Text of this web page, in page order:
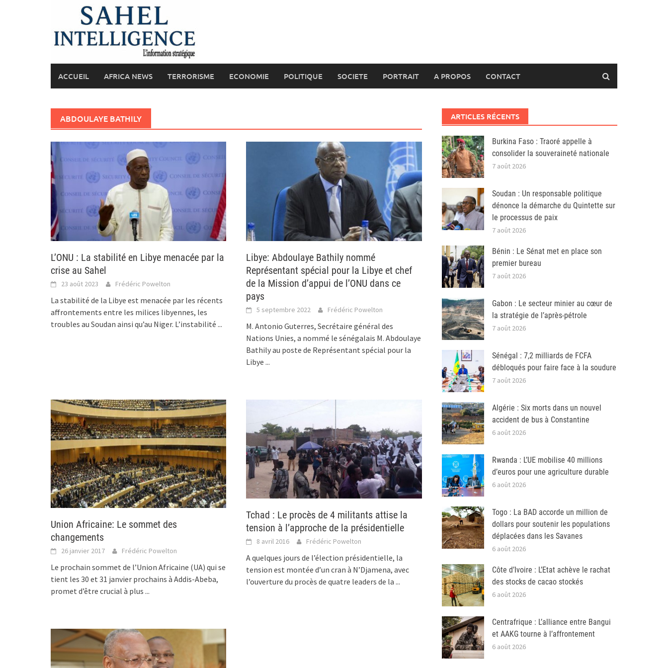
ACCUEIL AFRICA NEWS TERRORISME ECONOMIE POLITIQUE SOCIETE PORTRAIT A PROPOS CONTACT
ABDOULAYE BATHILY
L’ONU : La stabilité en Libye menacée par la
crise au Sahel
23 août 2023 Frédéric Powelton
La stabilité de la Libye est menacée par les récents
affrontements entre les milices libyennes, les
troubles au Soudan ainsi qu’au Niger. L’instabilité ...
Libye: Abdoulaye Bathily nommé
Représentant spécial pour la Libye et chef
de la Mission d’appui de l’ONU dans ce
pays
5 septembre 2022 Frédéric Powelton
M. Antonio Guterres, Secrétaire général des
Nations Unies, a nommé le sénégalais M. Abdoulaye
Bathily au poste de Représentant spécial pour la
Libye...
Union Africaine: Le sommet des
changements
26 janvier 2017 Frédéric Powelton
Le prochain sommet de l’Union Africaine (UA) qui se
tient les 30 et 31 janvier prochains à Addis-Abeba,
promet d’être crucial à plus ...
Tchad : Le procès de 4 militants attise la
tension à l’approche de la présidentielle
8 avril 2016 Frédéric Powelton
A quelques jours de l’élection présidentielle, la
tension est montée d’un cran à N’Djamena, avec
l’ouverture du procès de quatre leaders de la...
ARTICLES RÉCENTS
Burkina Faso : Traoré appelle à
consolider la souveraineté nationale
7 août 2026
Soudan : Un responsable politique
dénonce la démarche du Quintette sur
le processus de paix
7 août 2026
Bénin : Le Sénat met en place son
premier bureau
7 août 2026
Gabon : Le secteur minier au cœur de
la stratégie de l’après-pétrole
7 août 2026
Sénégal : 7,2 milliards de FCFA
débloqués pour faire face à la soudure
7 août 2026
Algérie : Six morts dans un nouvel
accident de bus à Constantine
6 août 2026
Rwanda : L’UE mobilise 40 millions
d’euros pour une agriculture durable
6 août 2026
Togo : La BAD accorde un million de
dollars pour soutenir les populations
déplacées dans les Savanes
6 août 2026
Côte d’Ivoire : L’Etat achève le rachat
des stocks de cacao stockés
6 août 2026
Centrafrique : L’alliance entre Bangui
et AAKG tourne à l’affrontement
6 août 2026